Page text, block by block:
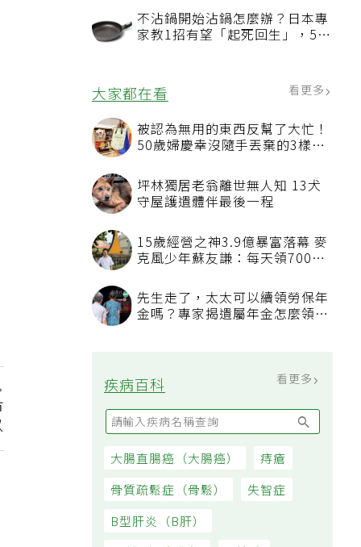
不沾鍋開始沾鍋怎麼辦？日本專
家教1招有望「起死回生」，5情
大家都在看
被認為無用的東西反幫了大忙！
50歲婦慶幸沒隨手丟棄的3樣物
坪林獨居老翁離世無人知 13犬
守屋護遺體伴最後一程
15歲經營之神3.9億暴富落幕 麥
克風少年蘇友謙：每天領700元
過日子
先生走了，太太可以續領勞保年
疾病百科